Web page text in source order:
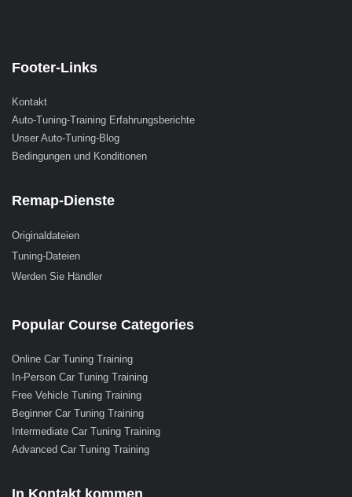
Footer-Links
Kontakt
Auto-Tuning-Training Erfahrungsberichte
Unser Auto-Tuning-Blog
Bedingungen und Konditionen
Remap-Dienste
Originaldateien
Tuning-Dateien
Werden Sie Händler
Popular Course Categories
Online Car Tuning Training
In-Person Car Tuning Training
Free Vehicle Tuning Training
Beginner Car Tuning Training
Intermediate Car Tuning Training
Advanced Car Tuning Training
In Kontakt kommen